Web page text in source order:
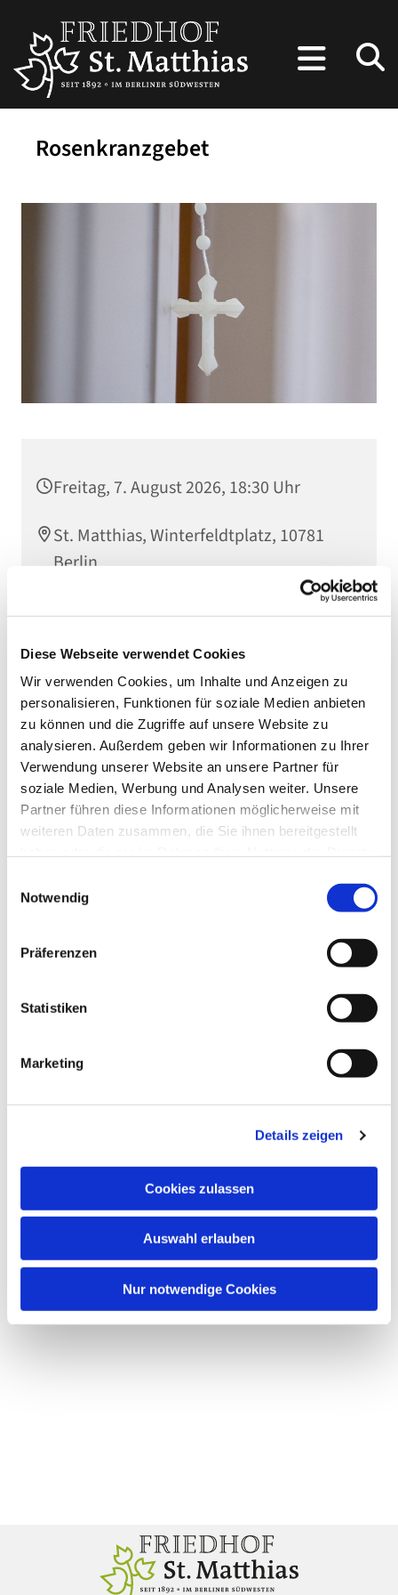
Diese Webseite verwendet Cookies
Wir verwenden Cookies, um Inhalte und Anzeigen zu
personalisieren, Funktionen für soziale Medien anbieten
zu können und die Zugriffe auf unsere Website zu
analysieren. Außerdem geben wir Informationen zu Ihrer
Verwendung unserer Website an unsere Partner für
soziale Medien, Werbung und Analysen weiter. Unsere
Partner führen diese Informationen möglicherweise mit
weiteren Daten zusammen, die Sie ihnen bereitgestellt
Notwendig
Präferenzen
Statistiken
Marketing
Details zeigen
Cookies zulassen
Auswahl erlauben
Nur notwendige Cookies
Rosenkranzgebet
Freitag, 7. August 2026, 18:30 Uhr
St. Matthias, Winterfeldtplatz, 10781
Berlin